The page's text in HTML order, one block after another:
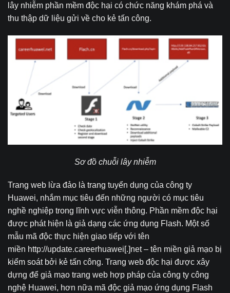
lây nhiễm phần mềm độc hại có chức năng khám phá và
thu thập dữ liệu gửi về cho kẻ tấn công.
Sơ đồ chuỗi lây nhiễm
Trang web lừa đảo là trang tuyển dụng của công ty
Huawei, nhắm mục tiêu đến những người có mục tiêu
nghề nghiệp trong lĩnh vực viễn thông. Phần mềm độc hại
được phát hiện là giả dạng các ứng dụng Flash. Một số
mẫu mã độc thực hiện giao tiếp với tên
miền http://update.careerhuawei[.]net– tên miền giả mạo bị
kiểm soát bởi kẻ tấn công. Trang web độc hại được xây
dựng để giả mạo trang web hợp pháp của công ty công
nghệ Huawei, hơn nữa mã độc giả mạo ứng dụng Flash